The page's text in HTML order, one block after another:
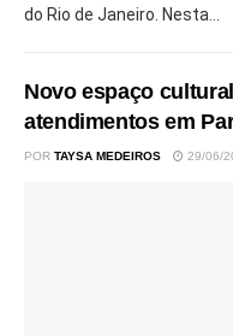
do Rio de Janeiro. Nesta...
Novo espaço
atendimentos em
POR TAYSA MEDEIROS 29/06/